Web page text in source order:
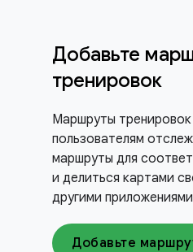
Добавьте
тренировок
Маршруты
пользователям
маршруты для
и делиться картами
другими